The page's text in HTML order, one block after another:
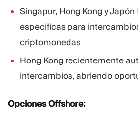
Singapur, Hong Kong y
específicas para
criptomonedas
Hong Kong recientemente
intercambios, abriendo
Opciones Offshore: